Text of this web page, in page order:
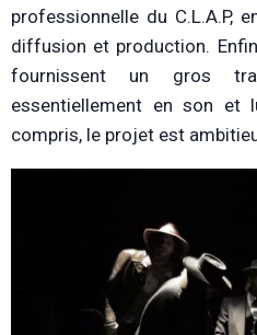
professionnelle du C.L.A.P,
diffusion et production.
fournissent un gros
essentiellement en son et
compris, le projet est